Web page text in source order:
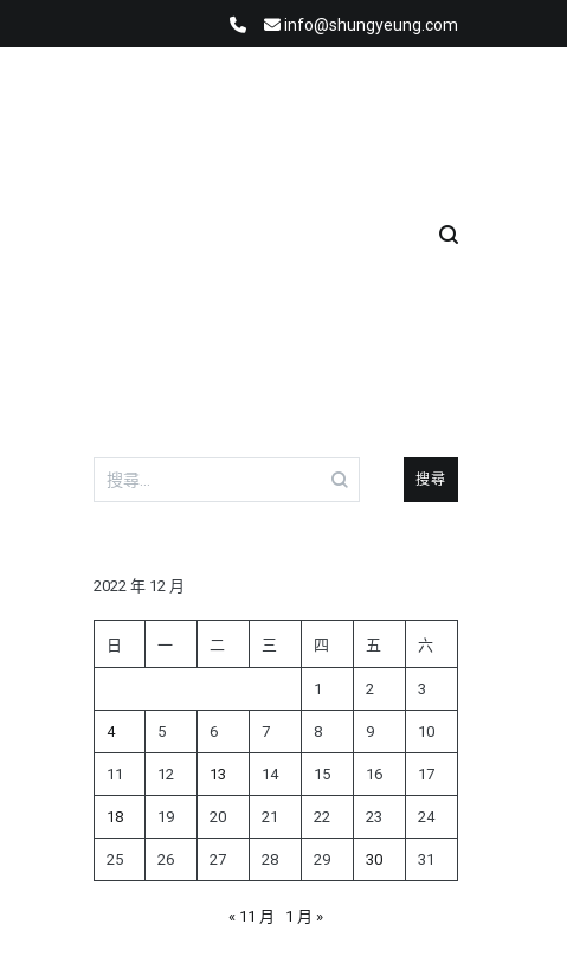
info@shungyeung.com
搜
尋
字:
2022 年 12 月
日 一 二 三 四 五 六
1 2 3
4 5 6 7 8 9 10
11 12 13 14 15 16 17
18 19 20 21 22 23 24
25 26 27 28 29 30 31
« 11 月 1 月 »